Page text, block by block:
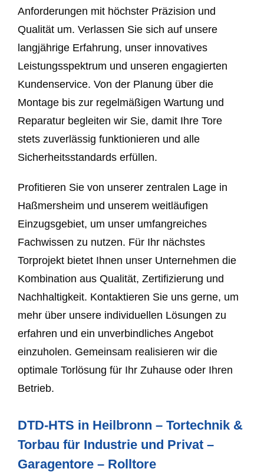
Anforderungen mit höchster Präzision und
Qualität um. Verlassen Sie sich auf unsere
langjährige Erfahrung, unser innovatives
Leistungsspektrum und unseren engagierten
Kundenservice. Von der Planung über die
Montage bis zur regelmäßigen Wartung und
Reparatur begleiten wir Sie, damit Ihre Tore
stets zuverlässig funktionieren und alle
Sicherheitsstandards erfüllen.
Profitieren Sie von unserer zentralen Lage in
Haßmersheim und unserem weitläufigen
Einzugsgebiet, um unser umfangreiches
Fachwissen zu nutzen. Für Ihr nächstes
Torprojekt bietet Ihnen unser Unternehmen die
Kombination aus Qualität, Zertifizierung und
Nachhaltigkeit. Kontaktieren Sie uns gerne, um
mehr über unsere individuellen Lösungen zu
erfahren und ein unverbindliches Angebot
einzuholen. Gemeinsam realisieren wir die
optimale Torlösung für Ihr Zuhause oder Ihren
Betrieb.
DTD-HTS in Heilbronn – Tortechnik &
Torbau für Industrie und Privat –
Garagentore – Rolltore